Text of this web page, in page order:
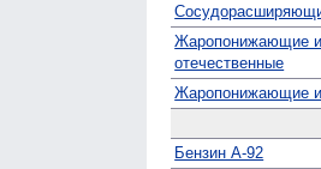
Жаро­понижающие
отечественные
Жаро­понижающие
Бензин А-92